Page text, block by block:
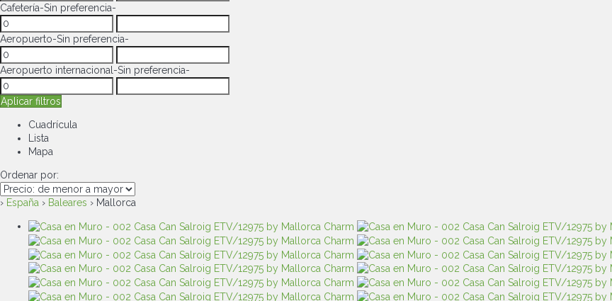
Cafetería-Sin preferencia-
Aeropuerto-Sin preferencia-
Aeropuerto internacional -Sin preferencia-
Aplicar filtros
Cuadrícula
Lista
Mapa
Ordenar por:
› España › Baleares › Mallorca